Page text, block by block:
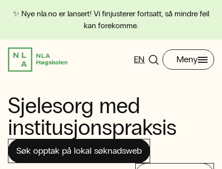
✨ Nye nla.no er lansert! Vi finjusterer fortsatt, så mindre feil
kan forekomme.
EN Meny
Sjelesorg med
institusjonspraksis
Søk opptak på lokal søknadsweb